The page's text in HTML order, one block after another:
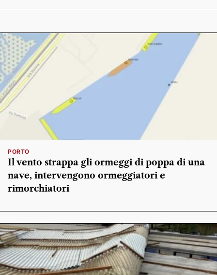
PORTO
Il vento strappa gli ormeggi di poppa di una
nave, intervengono ormeggiatori e
rimorchiatori